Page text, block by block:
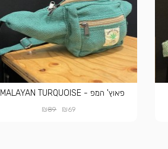
פאוץ' המפ - HIMALAYAN TURQUOISE
₪69
₪89